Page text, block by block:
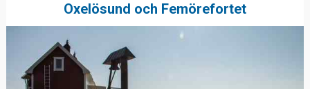
Oxelösund och Femörefortet